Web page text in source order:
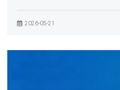
2026-05-21